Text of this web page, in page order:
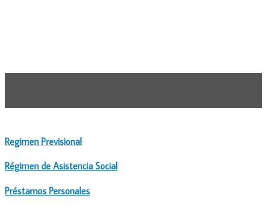
Regimen Previsional
Régimen de Asistencia Social
Préstamos Personales